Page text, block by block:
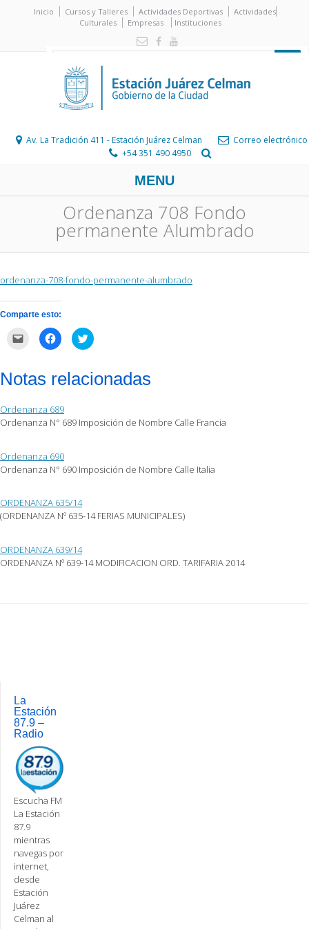
Inicio Cursos y Talleres Actividades Deportivas
Actividades
Culturales
Empresas Instituciones
Av. La Tradición 411 - Estación Juárez Celman
Correo electrónico
+54 351 490 4950
MENU
Ordenanza 708 Fondo
permanente Alumbrado
ordenanza-708-fondo-permanente-alumbrado
Comparte esto:
correo
electrónico
amigo
(Se
abre
ventana
nueva)
Haz
clic
Facebook
(Se
una
ventana
nueva)
Haz
clic
en
Twitter
(Se
ventana
nueva)
Notas relacionadas
Ordenanza 689
Ordenanza N° 689 Imposición de Nombre Calle Francia
Ordenanza 690
Ordenanza N° 690 Imposición de Nombre Calle Italia
ORDENANZA 635/14
(ORDENANZA Nº 635-14 FERIAS MUNICIPALES)
ORDENANZA 639/14
ORDENANZA Nº 639-14 MODIFICACION ORD. TARIFARIA 2014
La
Estación
87.9 –
Radio
Escucha FM
La Estación
87.9
mientras
navegas por
internet,
desde
Estación
Juárez
Celman al